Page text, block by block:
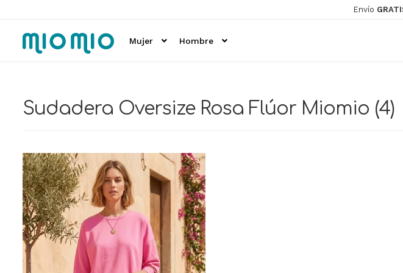
Envío
a
la
al
contenido
Mujer Hombre
Sudadera Oversize Rosa Flúor Miomio (4)